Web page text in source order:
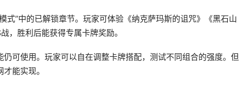
式”中的已解锁章节。玩家可体验《纳克萨玛斯的诅咒》《黑石山
，胜利后能获得专属卡牌奖励。
可使用。玩家可以自在调整卡牌搭配，测试不同组合的强度。但
能实现。